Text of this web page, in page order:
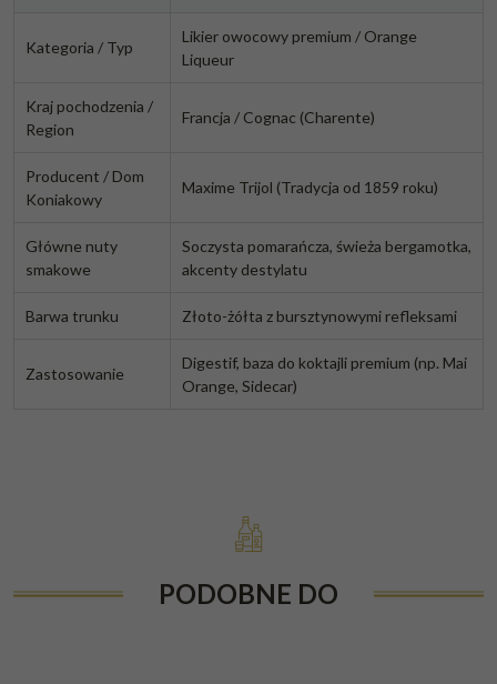
Kategoria / Typ
Likier owocowy premium / Orange
Liqueur
Kraj pochodzenia /
Region
Francja / Cognac (Charente)
Producent / Dom
Koniakowy
Maxime Trijol (Tradycja od 1859 roku)
Główne nuty
smakowe
Soczysta pomarańcza, świeża bergamotka,
akcenty destylatu
Barwa trunku Złoto-żółta z bursztynowymi refleksami
Zastosowanie
Digestif, baza do koktajli premium (np. Mai
Orange, Sidecar)
PODOBNE DO